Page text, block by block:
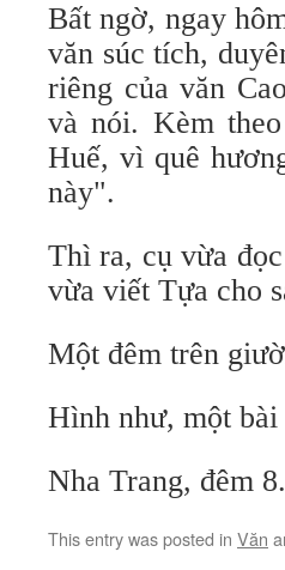
Bất ngờ, ngay
văn súc tích,
riêng của văn
và nói. Kèm
Huế, vì quê
này".
Thì ra, cụ vừa
vừa viết Tựa cho
Một đêm trên
Hình như, một
Nha Trang, đêm
This entry was posted in Văn